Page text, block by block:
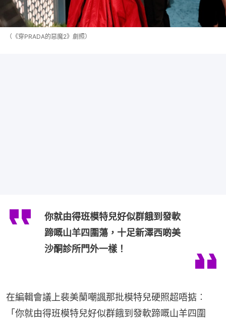
（《穿PRADA的惡魔2》劇照）
你就由得班模特兒好似群餓到發軟
蹄嘅山羊四圍蕩，十足新澤西啲美
沙酮診所門外一樣！
在編輯會議上裴美蘭嘲諷那批模特兒硬照超唔掂︰
「你就由得班模特兒好似群餓到發軟蹄嘅山羊四圍